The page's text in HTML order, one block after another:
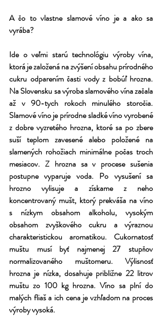
A čo to vlastne slamové víno je a ako sa
vyrába?
Ide o veľmi starú technológiu výroby vína,
ktorá je založená na zvýšení obsahu prírodného
cukru odparením časti vody z bobúľ hrozna.
Na Slovensku sa výroba slamového vína začala
až v 90-tych rokoch minulého storočia.
Slamové víno je prírodne sladké víno vyrobené
z dobre vyzretého hrozna, ktoré sa po zbere
suší teplom zavesené alebo položené na
slamených rohožiach minimálne počas troch
mesiacov. Z hrozna sa v procese sušenia
postupne vyparuje voda. Po vysušení sa
hrozno vylisuje a získame z neho
koncentrovaný mušt, ktorý prekváša na víno
s nízkym obsahom alkoholu, vysokým
obsahom zvyškového cukru a výraznou
charakteristickou aromatikou. Cukornatosť
muštu musí byť najmenej 27 stupňov
normalizovaného muštomeru. Výlisnosť
hrozna je nízka, dosahuje približne 22 litrov
muštu zo 100 kg hrozna. Víno sa plní do
malých fliaš a ich cena je vzhľadom na proces
výroby vysoká.